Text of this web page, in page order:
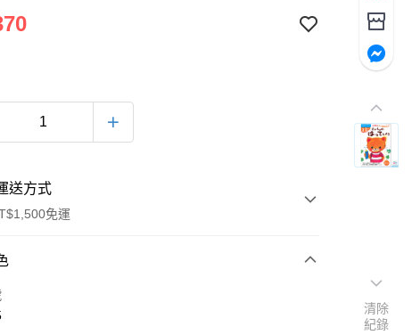
送方式
免運
付款
清除
紀錄